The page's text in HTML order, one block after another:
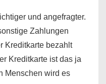
und angefragter.
Zahlungen
Kreditkarte bezahlt
Kreditkarte ist das ja
Menschen wird es